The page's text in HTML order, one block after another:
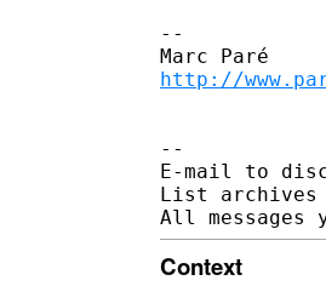
--
http://
--
E-mail to
List
Context